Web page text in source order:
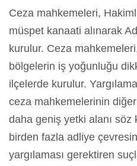
Ceza mahkemeleri,
müspet kanaati alınarak
kurulur. Ceza
bölgelerin iş yoğunluğu
ilçelerde kurulur.
ceza mahkemelerinin
daha geniş yetki alanı söz
birden fazla adliye
yargılaması gerektiren